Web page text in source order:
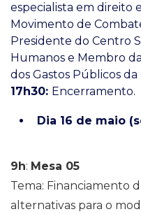
especialista em direito
Movimento de
Presidente do Centro
Humanos e Membro
dos Gastos Públicos da
17h30: Encerramento.
Dia 16 de maio
9h: Mesa 05
Tema: Financiamento
alternativas para o